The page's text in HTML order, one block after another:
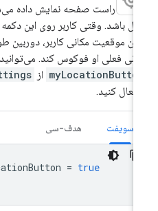
راست صفحه نمایش داده می‌شود
باشد. وقتی کاربر روی این
موقعیت مکانی کاربر، دوربین
فعلی او فوکوس کند. می‌توانید با
از
فعال کنید.
سویفت هدف-سی
= true